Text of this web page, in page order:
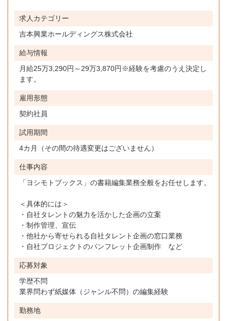
求人カテゴリー
吉本興業ホールディングス株式会社
給与情報
月給25万3,290円～29万3,870円※経験を考慮のうえ決定し
ます。
雇用形態
契約社員
試用期間
4カ月（その間の待遇変更はございません）
仕事内容
「ヨシモトブックス」の書籍編集業務全般をお任せします。
＜具体的には＞
・自社タレントの魅力を活かした企画の立案
・制作管理、宣伝
・他社から寄せられる自社タレント企画の窓口業務
・自社プロジェクトのパンフレット企画制作 など
応募対象
学歴不問
業界問わず紙媒体（ジャンル不問）の編集経験
勤務地